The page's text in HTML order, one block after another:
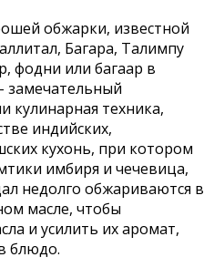
обжарки, известной
Багара, Талимпу
фодни или багаар в
замечательный
кулинарная техника,
индийских,
кухонь, при котором
имбиря и чечевица,
недолго обжариваются в
масле, чтобы
и усилить их аромат,
блюдо.